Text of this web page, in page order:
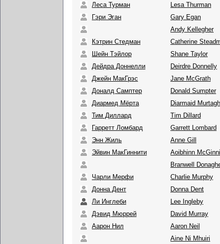
Леса Турман
Lesa Thurman
Гэри Эган
Gary Egan
Andy Kellegher
Кэтрин Стедман
Catherine
Шейн Тэйлор
Shane Taylor
Дейдра Доннелли
Deirdre Donnelly
Джейн МакГрэс
Jane McGrath
Доналд Самптер
Donald Sumpter
Диармед Мёрта
Diarmaid Murtagh
Тим Диллард
Tim Dillard
Гарретт Ломбард
Garrett Lombard
Энн Жиль
Anne Gill
Эйвин МакГиннити
Aoibhinn
Branwell
Чарли Мерфи
Charlie Murphy
Донна Дент
Donna Dent
Ли Инглеби
Lee Ingleby
Дэвид Мюррей
David Murray
Аарон Нил
Aaron Neil
Aine Ni Mhuiri